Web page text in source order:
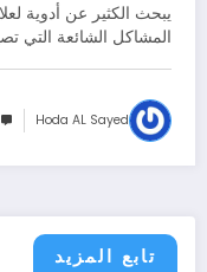
يبحث الكثير عن أدوية
المشاكل الشائعة التي
Hoda AL Sayed
تابع المزيد